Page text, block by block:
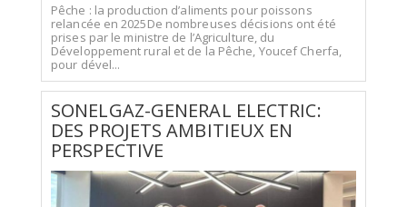
Pêche : la production d’aliments pour poissons
relancée en 2025De nombreuses décisions ont été
prises par le ministre de l’Agriculture, du
Développement rural et de la Pêche, Youcef Cherfa,
pour dével...
SONELGAZ-GENERAL ELECTRIC:
DES PROJETS AMBITIEUX EN
PERSPECTIVE